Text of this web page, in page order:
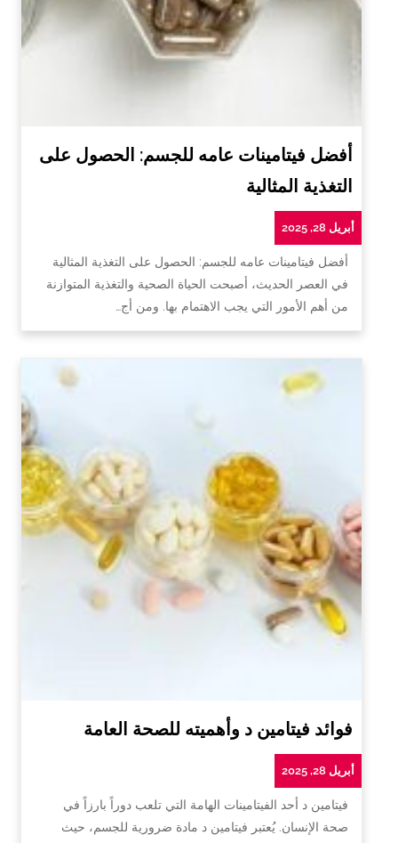
أفضل فيتامينات عامه للجسم: الحصول على
التغذية المثالية
أبريل 28, 2025
أفضل فيتامينات عامه للجسم: الحصول على التغذية المثالية
في العصر الحديث، أصبحت الحياة الصحية والتغذية المتوازنة
من أهم الأمور التي يجب الاهتمام بها. ومن أج…
فوائد فيتامين د وأهميته للصحة العامة
أبريل 28, 2025
فيتامين د أحد الفيتامينات الهامة التي تلعب دوراً بارزاً في
صحة الإنسان. يُعتبر فيتامين د مادة ضرورية للجسم، حيث